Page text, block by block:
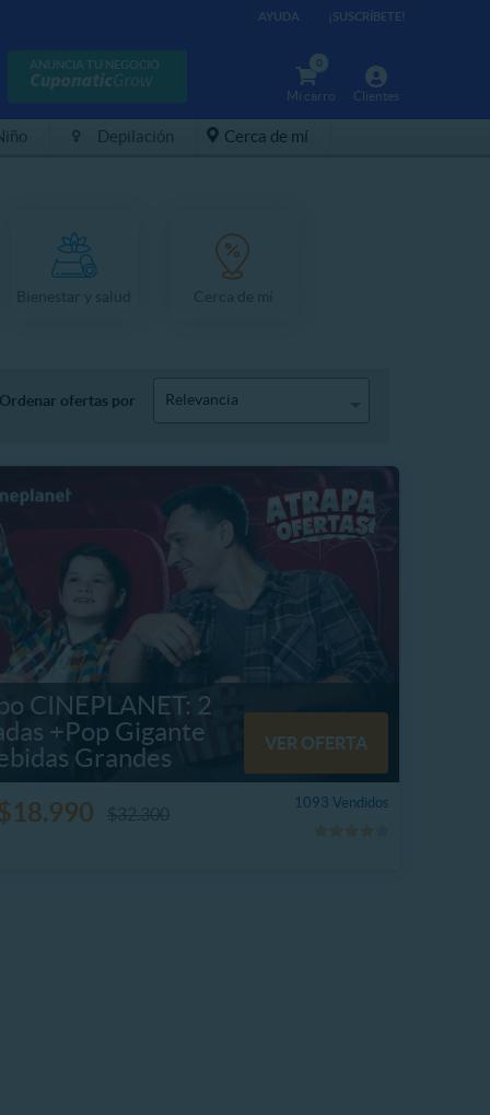
AYUDA ¡SUSCRÍBETE!
ANUNCIA TU NEGOCIO
Clientes
0
Mi carro
Depilación Cerca de mí
Ordenar ofertas por Relevancia
CINEPLANET: 2
+Pop Gigante
Grandes
VER OFERTA
1093 Vendidos